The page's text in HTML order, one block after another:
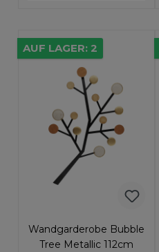
AUF LAGER: 2
Wandgarderobe Bubble
Tree Metallic 112cm